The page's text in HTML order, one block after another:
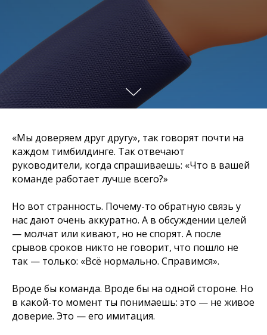
«Мы доверяем друг другу», так говорят почти на
каждом тимбилдинге. Так отвечают
руководители, когда спрашиваешь: «Что в вашей
команде работает лучше всего?»
Но вот странность. Почему-то обратную связь у
нас дают очень аккуратно. А в обсуждении целей
— молчат или кивают, но не спорят. А после
срывов сроков никто не говорит, что пошло не
так — только: «Всё нормально. Справимся».
Вроде бы команда. Вроде бы на одной стороне. Но
в какой-то момент ты понимаешь: это — не живое
доверие. Это — его имитация.